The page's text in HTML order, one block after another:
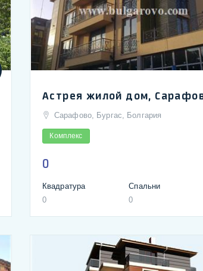
Сарафово, Бургас, Болгария
Комплекс
0
Квадратура
0
Спальни
0